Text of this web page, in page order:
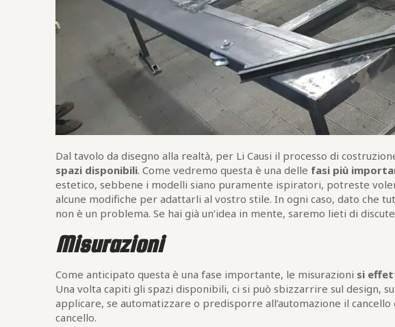
Dal tavolo da disegno alla realtà, per Li Causi il processo di
spazi disponibili. Come vedremo questa è una delle fasi più
estetico, sebbene i modelli siano puramente ispiratori, potreste
alcune modifiche per adattarli al vostro stile. In ogni caso, dato che
non è un problema. Se hai già un’idea in mente, saremo lieti di
Misurazioni
Come anticipato questa è una fase importante, le misurazioni si
Una volta capiti gli spazi disponibili, ci si può sbizzarrire sul design,
applicare, se automatizzare o predisporre all’automazione il
cancello.